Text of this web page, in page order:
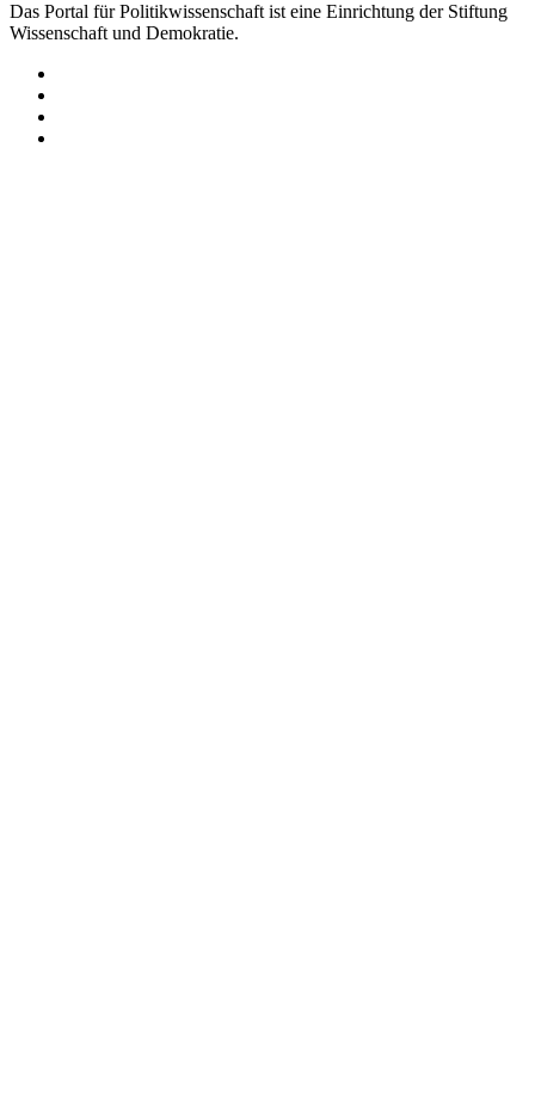
Das Portal für Politikwissenschaft ist eine Einrichtung der Stiftung
Wissenschaft und Demokratie.